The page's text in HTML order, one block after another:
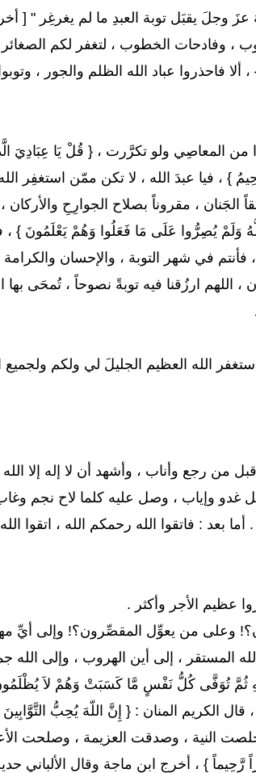
وجلَ يقبَل توبة العبدِ ما لم يغرغِر " [
، وفادحات الخطوب ، لتغفر لكم الصغائر
فاحذروا عباد الله الظلم والجور ،
من المعاصِي ولو تكرَّرت ، { قُلْ يَا عِبَادِيَ
} ، فيا عبدَ الله ، لا تكن ممّن استغفِر
الجَنان ، مقروناً بصلاح الجوارِحِ
وَلَمْ يُصِرُّوا عَلَى مَا فَعَلُوا وَهُمْ يَعْلَمُونَ }
في شهر التوبة ، والإحسان
، اللهم ارزُقنا فيه توبةً نصوحاً ، تُمحَى بها
الله العظيم الجليلَ لي ولكم ولجميع
من رجع وأناب ، وأشهد أن لا إله إلا
غدو وإياب ، وصل عليه كلما لاح نجم
أما بعد : فاتقوا الله رحمكم الله ،
عظيم الأجر وأكثر .
وعلى من يعوِّل المقصِّرون؟! وإلى أيِّ
المستقر ، إلى أين الهروب ، وإلى الله
ثُمَّ تُوَفَّى كُلُّ نَفْسٍ مَّا كَسَبَتْ وَهُمْ لاَ
، قال الكريم المنان : { إِنَّ اللّهَ يُحِبُّ
خلصت النية ، وصدقت العزيمة ، وصلحت
رَّحِيماً } ، أخرج ابن ماجة وقال